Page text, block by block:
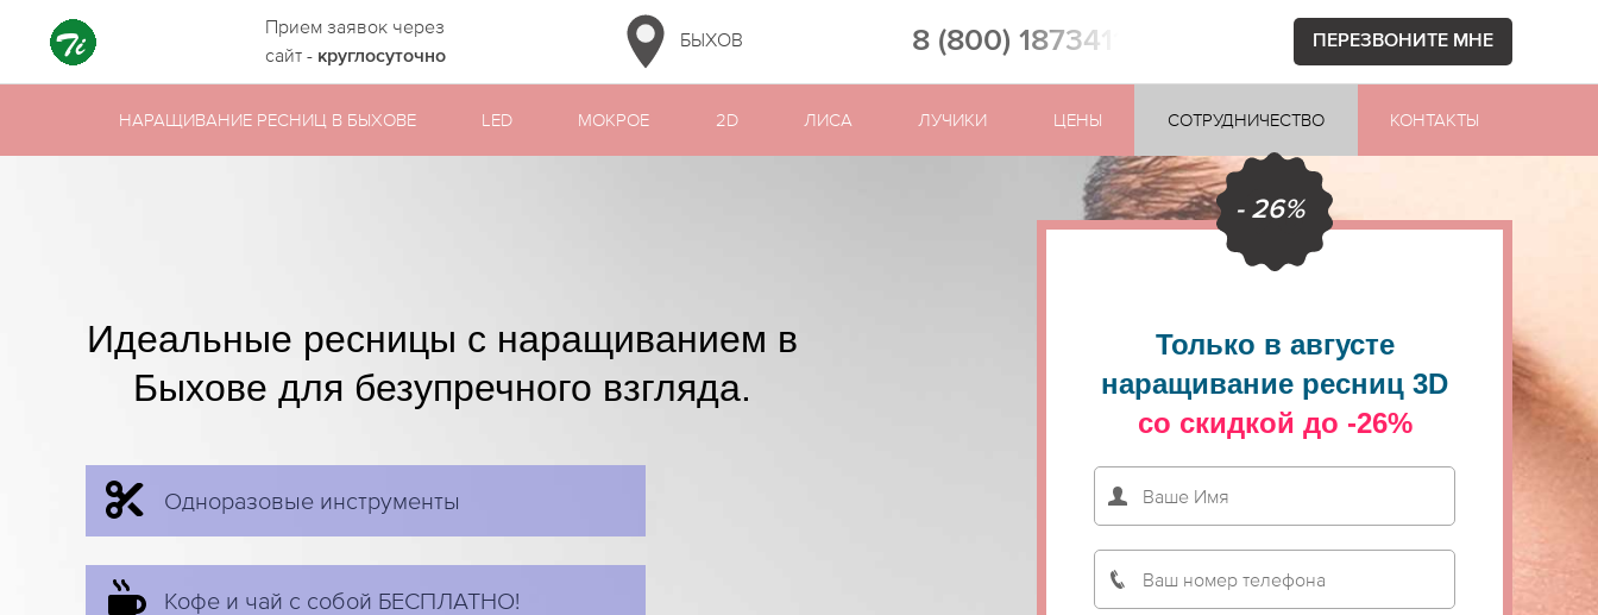
Прием заявок через
сайт - круглосуточно
БЫХОВ 8 (800) 1873411 ПЕРЕЗВОНИТЕ МНЕ
НАРАЩИВАНИЕ РЕСНИЦ В БЫХОВЕ LED МОКРОЕ 2D ЛИСА ЛУЧИКИ ЦЕНЫ СОТРУДНИЧЕСТВО КОНТАКТЫ
Идеальные ресницы с наращиванием в
Быхове для безупречного взгляда.
Одноразовые инструменты
Кофе и чай с собой БЕСПЛАТНО!
- 26%
Только в августе
наращивание ресниц 3D
со скидкой до -26%